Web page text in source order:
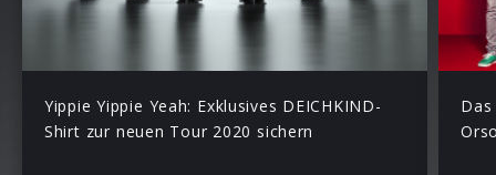
Yippie Yippie Yeah: Exklusives DEICHKIND-
Shirt zur neuen Tour 2020 sichern